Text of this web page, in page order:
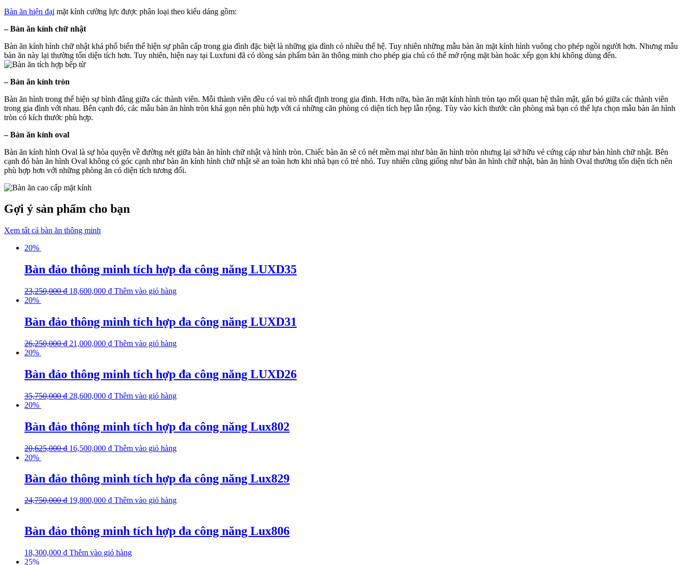
Bàn ăn hiện đại mặt kính cường lực được phân loại theo kiểu dáng gồm:
– Bàn ăn kính chữ nhật
Bàn ăn kính hình chữ nhật khá phổ biến thể hiện sự phân cấp trong gia đình đặc biệt là những gia đình có nhiều thế hệ. Tuy nhiên những mẫu bàn ăn mặt kính hình vuông cho phép ngồi người hơn. Nhưng mẫu
bàn ăn này lại thường tốn diện tích hơn. Tuy nhiên, hiện nay tại Luxfuni đã có dòng sản phẩm bàn ăn thông minh cho phép gia chủ có thể mở rộng mặt bàn hoăc xếp gọn khi không dùng đến.
– Bàn ăn kính tròn
Bàn ăn hình trong thể hiện sự bình đẳng giữa các thành viên. Mỗi thành viên đều có vai trò nhất định trong gia đình. Hơn nữa, bàn ăn mặt kính hình tròn tạo mối quan hệ thân mật, gắn bó giữa các thành viên
trong gia đình với nhau. Bên cạnh đó, các mẫu bàn ăn hình tròn khá gọn nên phù hợp với cả những căn phòng có diện tích hẹp lẫn rộng. Tùy vào kích thước căn phòng mà bạn có thể lựa chọn mẫu bàn ăn hình
tròn có kích thước phù hợp.
– Bàn ăn kính oval
Bàn ăn kính hình Oval là sự hòa quyện về đường nét giữa bàn ăn hình chữ nhật và hình tròn. Chiếc bàn ăn sẽ có nét mềm mại như bàn ăn hình tròn nhưng lại sở hữu vẻ cứng cáp như bàn hình chữ nhật. Bên
cạnh đó bàn ăn hình Oval không có góc cạnh như bàn ăn kính hình chữ nhật sẽ an toàn hơn khi nhà bạn có trẻ nhỏ. Tuy nhiên cũng giống như bàn ăn hình chữ nhật, bàn ăn hình Oval thường tốn diện tích nên
phù hợp hơn với những phòng ăn có diện tích tương đối.
Gợi ý sản phẩm cho bạn
Xem tất cả bàn ăn thông minh
20%
Bàn đảo thông minh tích hợp đa công năng LUXD35
23,250,000₫ 18,600,000 ₫ Thêm vào giỏ hàng
20%
Bàn đảo thông minh tích hợp đa công năng LUXD31
26,250,000₫ 21,000,000 ₫ Thêm vào giỏ hàng
20%
Bàn đảo thông minh tích hợp đa công năng LUXD26
35,750,000₫ 28,600,000 ₫ Thêm vào giỏ hàng
20%
Bàn đảo thông minh tích hợp đa công năng Lux802
20,625,000₫ 16,500,000 ₫ Thêm vào giỏ hàng
20%
Bàn đảo thông minh tích hợp đa công năng Lux829
24,750,000₫ 19,800,000 ₫ Thêm vào giỏ hàng
Bàn đảo thông minh tích hợp đa công năng Lux806
18,300,000 ₫ Thêm vào giỏ hàng
25%